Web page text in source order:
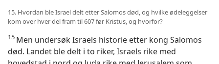
15. Hvordan ble Israel delt etter Salomos død, og hvilke ødeleggelser
kom over hver del fram til 607 før Kristus, og hvorfor?
15 Men undersøk Israels historie etter kong Salomos
død. Landet ble delt i to riker, Israels rike med